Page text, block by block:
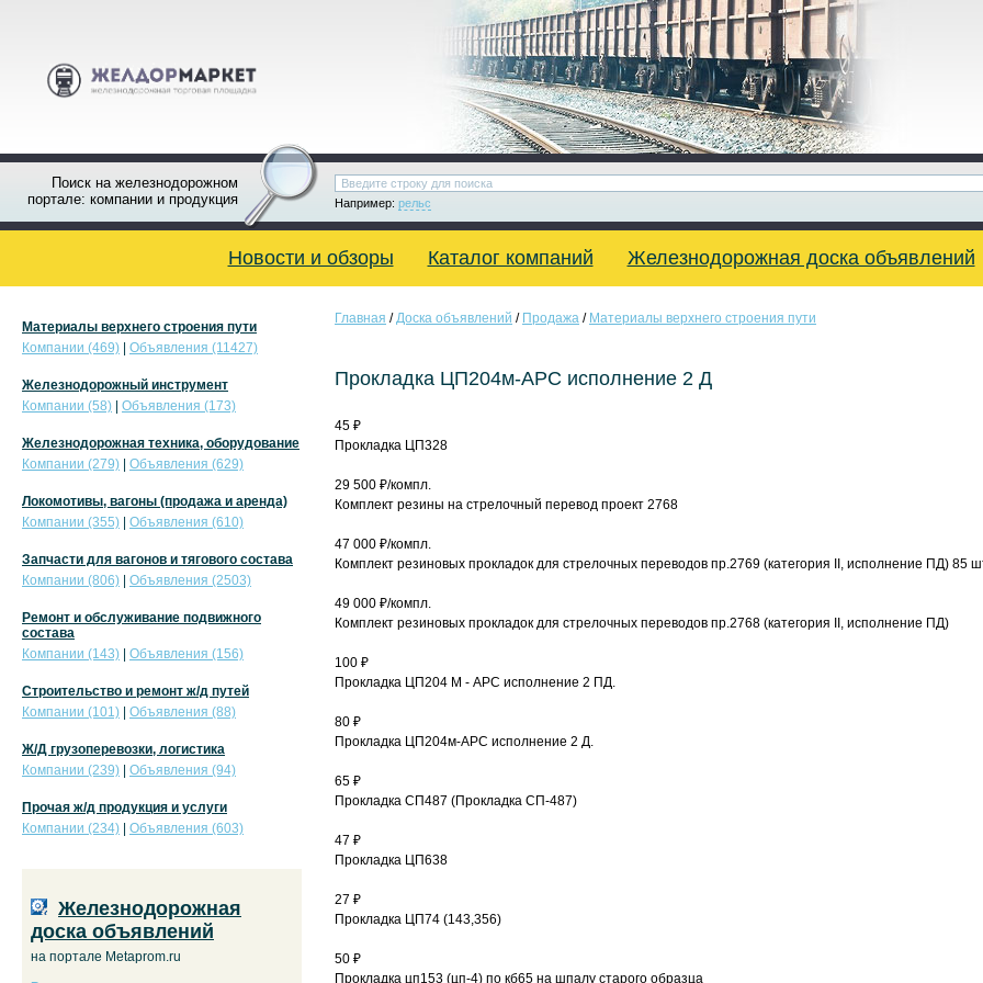
Поиск на железнодорожном
портале: компании и продукция
Например: рельс
Новости и обзоры Каталог компаний Железнодорожная доска объявлений
Главная /Доска объявлений / Продажа / Материалы верхнего строения пути
Прокладка ЦП204м-АРС исполнение 2 Д
45 ₽
Прокладка ЦП328
29 500 ₽/компл.
Комплект резины на стрелочный перевод проект 2768
47 000 ₽/компл.
Комплект резиновых прокладок для стрелочных переводов пр.2769 (категория II, исполнение ПД) 85
49 000 ₽/компл.
Комплект резиновых прокладок для стрелочных переводов пр.2768 (категория II, исполнение ПД)
100 ₽
Прокладка ЦП204 М - АРС исполнение 2 ПД.
80 ₽
Прокладка ЦП204м-АРС исполнение 2 Д.
65 ₽
Прокладка СП487 (Прокладка СП-487)
47 ₽
Прокладка ЦП638
27 ₽
Прокладка ЦП74 (143,356)
50 ₽
Прокладка цп153 (цп-4) по кб65 на шпалу старого образца
Материалы верхнего строения пути
Компании (469)
Объявления (11427)
Железнодорожный инструмент
Компании (58)
Объявления (173)
Железнодорожная техника, оборудование
Компании (279)
Объявления (629)
Локомотивы, вагоны (продажа и аренда)
Компании (355)
Объявления (610)
Запчасти для вагонов и тягового состава
Компании (806)
Объявления (2503)
Ремонт и обслуживание подвижного
состава
Компании (143)
Объявления (156)
Строительство и ремонт ж/д путей
Компании (101)
Объявления (88)
Ж/Д грузоперевозки, логистика
Компании (239)
Объявления (94)
Прочая ж/д продукция и услуги
Компании (234)
Объявления (603)
Железнодорожная
доска объявлений
на портале Metaprom.ru